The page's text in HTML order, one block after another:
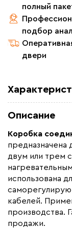
полный
подбор
двери
Гарантия (год)
Срок
Вес (кг)
Бренд
Описание
Коробка
предназначена
двум или трем
использована
кабелей.
производства.
продажи.